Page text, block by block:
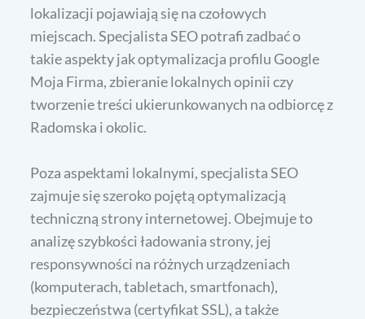
lokalizacji pojawiają się na czołowych
miejscach. Specjalista SEO potrafi zadbać o
takie aspekty jak optymalizacja profilu Google
Moja Firma, zbieranie lokalnych opinii czy
tworzenie treści ukierunkowanych na odbiorcę z
Radomska i okolic.
Poza aspektami lokalnymi, specjalista SEO
zajmuje się szeroko pojętą optymalizacją
techniczną strony internetowej. Obejmuje to
analizę szybkości ładowania strony, jej
responsywności na różnych urządzeniach
(komputerach, tabletach, smartfonach),
bezpieczeństwa (certyfikat SSL), a także